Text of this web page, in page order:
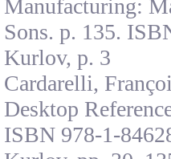
Manufacturing:
Sons. p. 135.
Kurlov, p. 3
Cardarelli,
Desktop
ISBN 978-1-